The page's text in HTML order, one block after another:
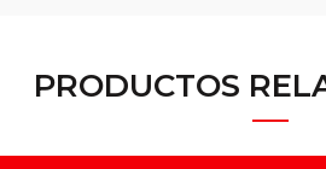
PRODUCTOS